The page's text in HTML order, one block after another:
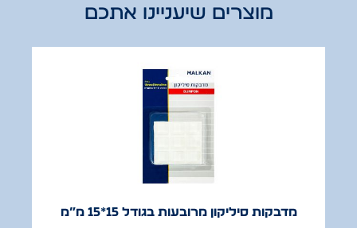
מוצרים שיעניינו אתכם
מדבקות סיליקון מרובעות בגודל 15*15 מ”מ